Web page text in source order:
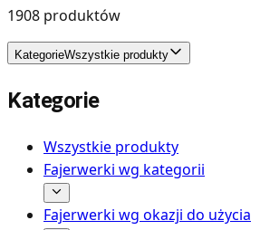
1908 produktów
KategorieWszystkie produkty
Kategorie
Wszystkie produkty
Fajerwerki wg kategorii
Fajerwerki wg okazji do użycia